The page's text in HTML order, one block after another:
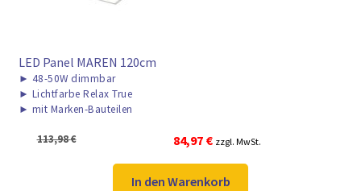
LED Panel MAREN 120cm
► 48-50W dimmbar
► Lichtfarbe Relax True
► mit Marken-Bauteilen
113,98€
Ursprünglicher
Preis
war:
84,97 €Aktueller
Preis
ist:
zzgl. MwSt.
In den Warenkorb